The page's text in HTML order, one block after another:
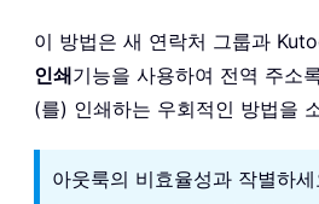
이 방법은 새 연락처 그룹과
인쇄기능을 사용하여 전역 주소
(를) 인쇄하는 우회적인 방법을
아웃룩의 비효율성과 작별하